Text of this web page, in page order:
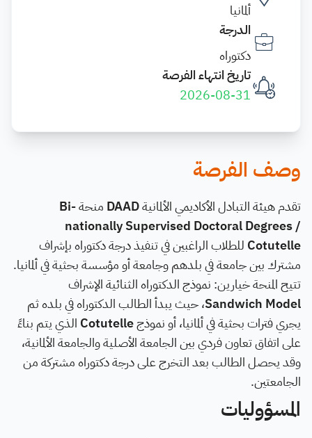
ألمانيا
الدرجة
دكتوراه
تاريخ انتهاء الفرصة
2026-08-31
وصف الفرصة
تقدم هيئة التبادل الأكاديمي الألمانيةDAAD منحةBi-
nationally Supervised Doctoral Degrees /
Cotutelle للطلاب الراغبين في تنفيذ درجة دكتوراه بإشراف
مشترك بين جامعة في بلدهم وجامعة أو مؤسسة بحثية في ألمانيا.
تتيح المنحة خيارين: نموذج الدكتوراه الثنائية الإشراف
Sandwich Model، حيث يبدأ الطالب الدكتوراه في بلده ثم
يجري فترات بحثية في ألمانيا، أو نموذجCotutelle الذي يتم بناءً
على اتفاق تعاون فردي بين الجامعة الأصلية والجامعة الألمانية،
وقد يحصل الطالب بعد التخرج على درجة دكتوراه مشتركة من
الجامعتين.
المسؤوليات